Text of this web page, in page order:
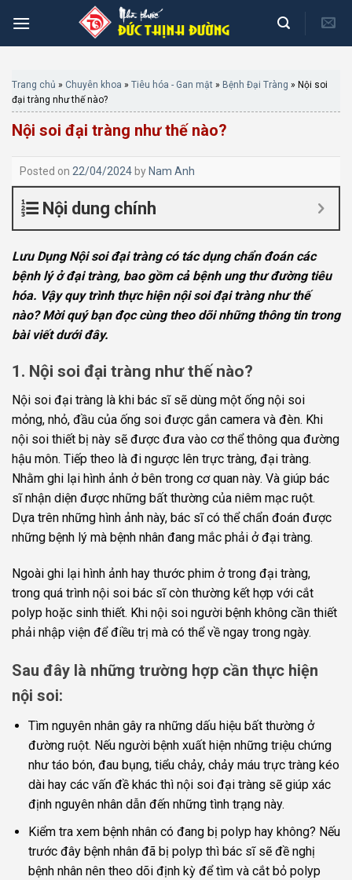
content
Trang chủ » Chuyên khoa » Tiêu hóa - Gan mật » Bệnh Đại Tràng » Nội soi
đại tràng như thế nào?
Nội soi đại tràng như thế nào?
Posted on 22/04/2024 by Nam Anh
Nội dung chính
Lưu Dụng Nội soi đại tràng có tác dụng chẩn đoán các
bệnh lý ở đại tràng, bao gồm cả bệnh ung thư đường tiêu
hóa. Vậy quy trình thực hiện nội soi đại tràng như thế
nào? Mời quý bạn đọc cùng theo dõi những thông tin trong
bài viết dưới đây.
1. Nội soi đại tràng như thế nào?
Nội soi đại tràng là khi bác sĩ sẽ dùng một ống nội soi
mỏng, nhỏ, đầu của ống soi được gắn camera và đèn. Khi
nội soi thiết bị này sẽ được đưa vào cơ thể thông qua đường
hậu môn. Tiếp theo là đi ngược lên trực tràng, đại tràng.
Nhằm ghi lại hình ảnh ở bên trong cơ quan này. Và giúp bác
sĩ nhận diện được những bất thường của niêm mạc ruột.
Dựa trên những hình ảnh này, bác sĩ có thể chẩn đoán được
những bệnh lý mà bệnh nhân đang mắc phải ở đại tràng.
Ngoài ghi lại hình ảnh hay thước phim ở trong đại tràng,
trong quá trình nội soi bác sĩ còn thường kết hợp với cắt
polyp hoặc sinh thiết. Khi nội soi người bệnh không cần thiết
phải nhập viện để điều trị mà có thể về ngay trong ngày.
Sau đây là những trường hợp cần thực hiện
nội soi:
Tìm nguyên nhân gây ra những dấu hiệu bất thường ở
đường ruột. Nếu người bệnh xuất hiện những triệu chứng
như táo bón, đau bụng, tiểu chảy, chảy máu trực tràng kéo
dài hay các vấn đề khác thì nội soi đại tràng sẽ giúp xác
định nguyên nhân dẫn đến những tình trạng này.
Kiểm tra xem bệnh nhân có đang bị polyp hay không? Nếu
trước đây bệnh nhân đã bị polyp thì bác sĩ sẽ đề nghị
bệnh nhân nên theo dõi định kỳ để tìm và cắt bỏ polyp